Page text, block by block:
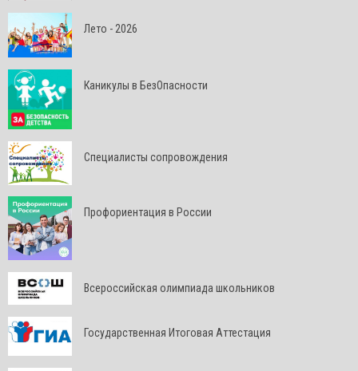
Лето - 2026
Каникулы в БезОпасности
Специалисты сопровождения
Профориентация в России
Всероссийская олимпиада школьников
Государственная Итоговая Аттестация